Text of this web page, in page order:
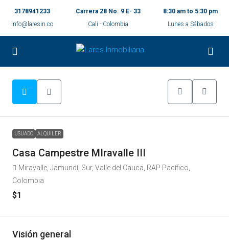
3178941233
info@laresin.co
Carrera 28 No. 9 E- 33
Cali - Colombia
8:30 am to 5:30 pm
Lunes a Sábados
USUADO ALQUILER
Casa Campestre MIravalle III
Miravalle, Jamundí, Sur, Valle del Cauca, RAP Pacífico,
Colombia
$1
Visión general